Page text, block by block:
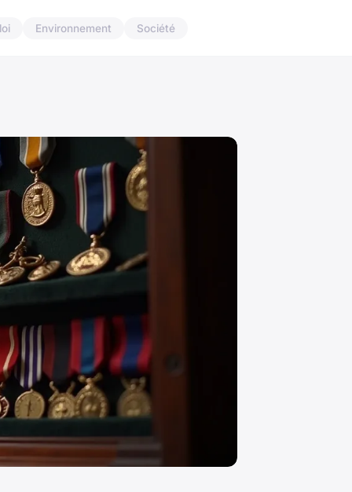
Environnement Société